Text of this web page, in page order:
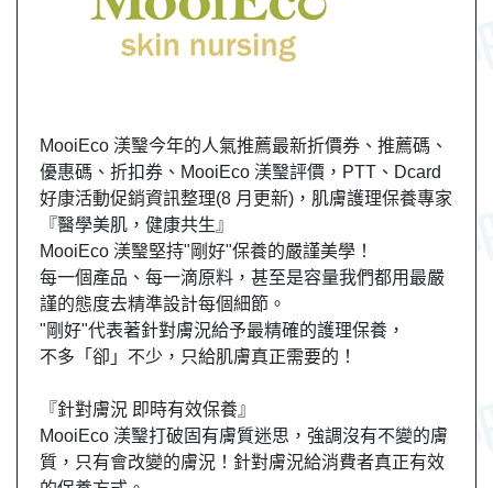
MooiEco 渼瑿今年的人氣推薦最新折價券、推薦碼、
優惠碼、折扣券、MooiEco 渼瑿評價，PTT、Dcard
好康活動促銷資訊整理(8 月更新)，肌膚護理保養專家
『醫學美肌，健康共生』
MooiEco 渼瑿堅持"剛好"保養的嚴謹美學！
每一個產品、每一滴原料，甚至是容量我們都用最嚴
謹的態度去精準設計每個細節。
"剛好"代表著針對膚況給予最精確的護理保養，
不多「卻」不少，只給肌膚真正需要的！
『針對膚況 即時有效保養』
MooiEco 渼瑿打破固有膚質迷思，強調沒有不變的膚
質，只有會改變的膚況！針對膚況給消費者真正有效